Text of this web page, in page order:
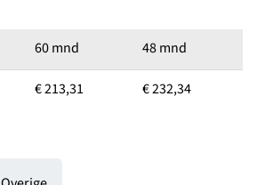
60 mnd 48 mnd
€ 213,31 € 232,34